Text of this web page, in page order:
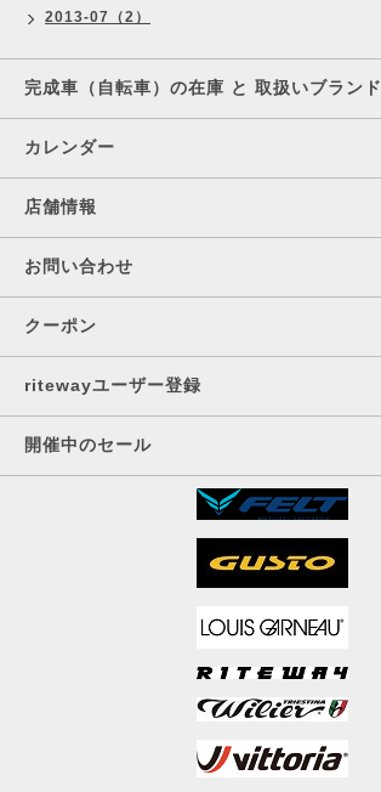
2013-07（2）
完成車（自転車）の在庫 と 取扱いブランド
カレンダー
店舗情報
お問い合わせ
クーポン
ritewayユーザー登録
開催中のセール